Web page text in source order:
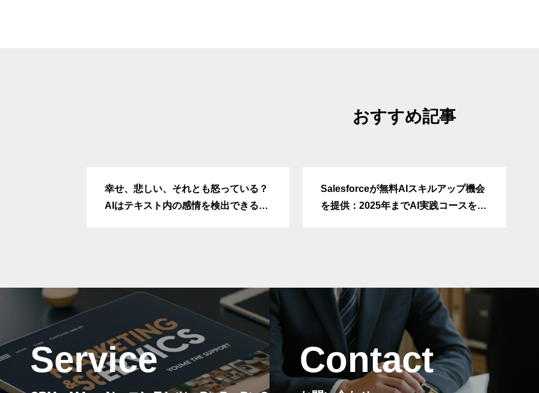
おすすめ記事
幸せ、悲しい、それとも怒っている？
AIはテキスト内の感情を検出できると
Salesforceが無料AIスキルアップ機会
を提供：2025年までAI実践コースを誰
Service Contact